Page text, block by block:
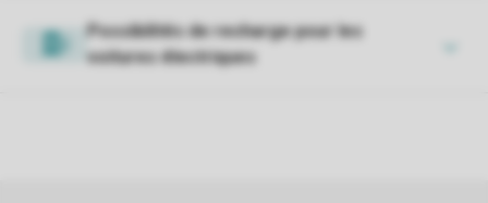
Possibilités de recharge pour les
voitures électriques